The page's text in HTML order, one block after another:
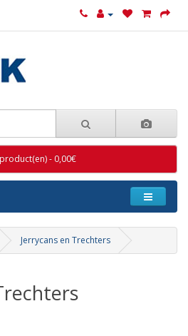
- 0,00€
Jerrycans en Trechters